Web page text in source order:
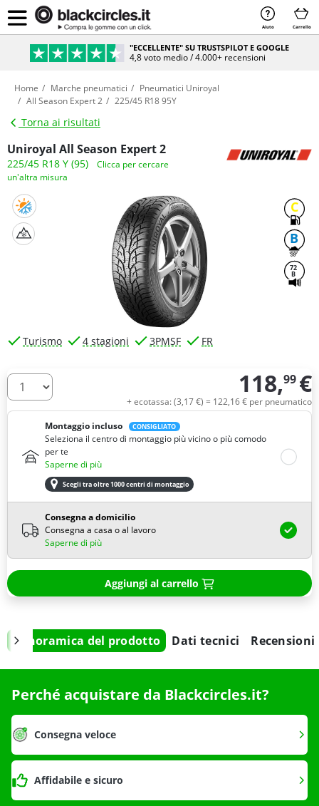
Aiuto Carrello
"ECCELLENTE" SU TRUSTSPILOT E GOOGLE
4,8 voto medio / 4.000+ recensioni
Home Marche pneumatici
Pneumatici Uniroyal
All Season Expert 2
225/45 R18 95Y
Torna ai risultati
Uniroyal All Season Expert 2
225/45 R18 Y (95)
Clicca per cercare
un'altra misura
C
B
72
B
Turismo 4 stagioni 3PMSF FR
Quantità 118,99 €
+ ecotassa: (3,17€) = 122,16€ per pneumatico
Montaggio incluso
CONSIGLIATO
Seleziona il centro di montaggio più vicino o più comodo
per te
Saperne di più
Scegli tra oltre 1000 centri di montaggio
Consegna a domicilio
Consegna a casa o al lavoro
Saperne di più
Aggiungi al carrello
Panoramica del prodotto Dati tecnici Recensioni
Perché acquistare da Blackcircles.it?
Consegna veloce
Affidabile e sicuro